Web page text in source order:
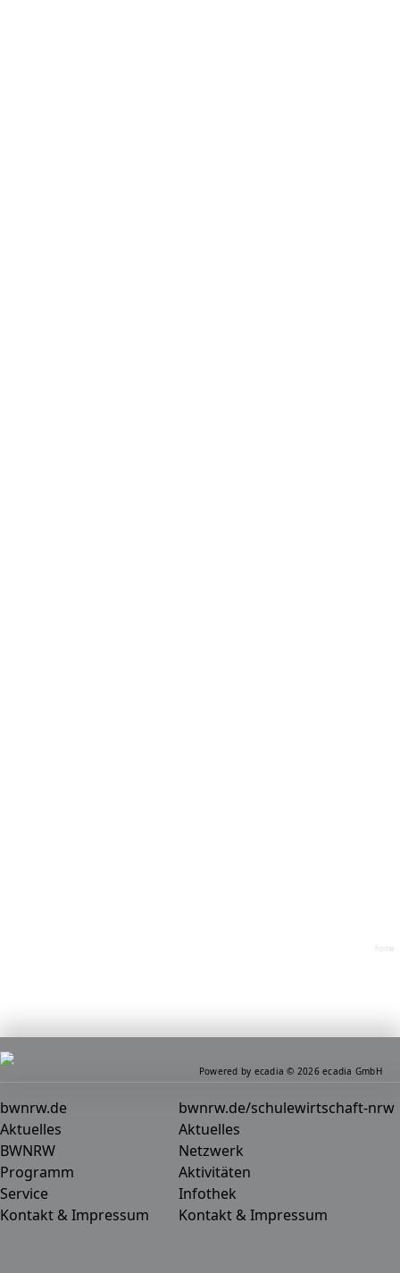
home
bwnrw.de
Aktuelles
BWNRW
Programm
Service
Kontakt & Impressum
bwnrw.de/schulewirtschaft-nrw
Aktuelles
Netzwerk
Aktivitäten
Infothek
Kontakt & Impressum
Powered by ecadia © 2026 ecadia GmbH